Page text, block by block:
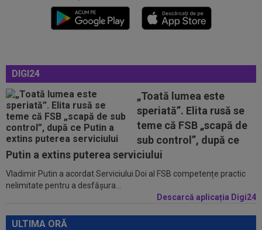
DIGI24
„Toată lumea este
speriată”. Elita rusă se
teme că FSB „scapă de
sub control”, după ce
Putin a extins puterea serviciului
Vladimir Putin a acordat Serviciului Doi al FSB competențe practic
nelimitate pentru a desfășura...
Descarcă aplicația Digi24
ULTIMA ORĂ
EXCLUSIV
”E grav ce se întâmplă?” Gică
07:10
Nana Falemi i-a spus lui Gigi Becali ce decizie
să ia cu Marius Baciu: "Nu are...
00:46 VIDEO
Daniel Pancu a ”explodat”, după UTA -
Rapid: ”Mamă, aoleu! Puțin respect nu...
08:15
Rodri nu stă la discuții! Decizia luată, după ce
Manchester City a refuzat...
08:04 FOTO
Trei jucători au primit aceeași notă,
după UTA - Rapid
Stojilkovic, după doar o singură repriză